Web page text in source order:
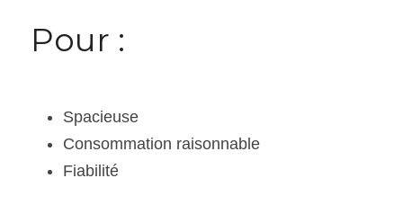
Pour :
Spacieuse
Consommation raisonnable
Fiabilité